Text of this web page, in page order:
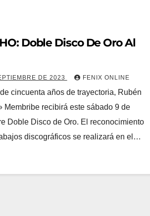
Doble Disco De Oro Al
DE 2023 FENIX ONLINE
cincuenta años de trayectoria, Rubén
Membribe recibirá este sábado 9 de
Doble Disco de Oro. El reconocimiento
discográficos se realizará en el…